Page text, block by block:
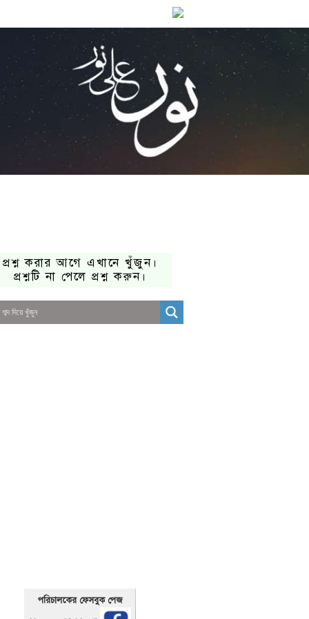
প্রশ্ন করার আগে এখানে খুঁজুন।
প্রশ্নটি না পেলে প্রশ্ন করুন।
পরিচালকের ফেসবুক পেজ